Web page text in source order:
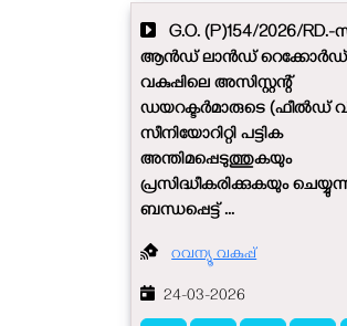
G.O. (P)154/2026/
ആൻഡ് ലാൻഡ്
വകുപ്പിലെ അസിസ്റ്റന്റ്
ഡയറക്ടർമാരുടെ (ഫീൽഡ്
സീനിയോറിറ്റി പട്ടിക
അന്തിമപ്പെടുത്തുകയും
പ്രസിദ്ധീകരിക്കുകയും
ബന്ധപ്പെട്ട് ...
റവന്യൂ വകുപ്പ്
24-03-2026